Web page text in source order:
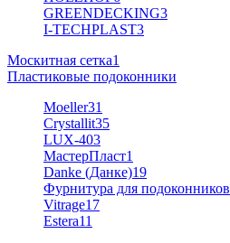
GREENDECKING3
I-TECHPLAST3
Москитная сетка1
Пластиковые подоконники
Moeller31
Crystallit35
LUX-403
МастерПласт1
Danke (Данке)19
Фурнитура для подоконников
Vitrage17
Estera11